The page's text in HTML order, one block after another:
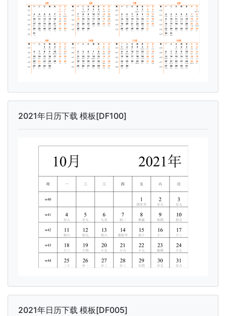
2021年日历下载 模板[DF100]
2021年日历下载 模板[DF005]